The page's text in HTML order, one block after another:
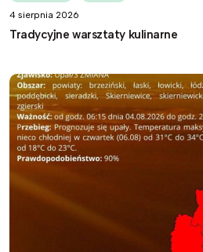
4 sierpnia 2026
Tradycyjne warsztaty kulinarne